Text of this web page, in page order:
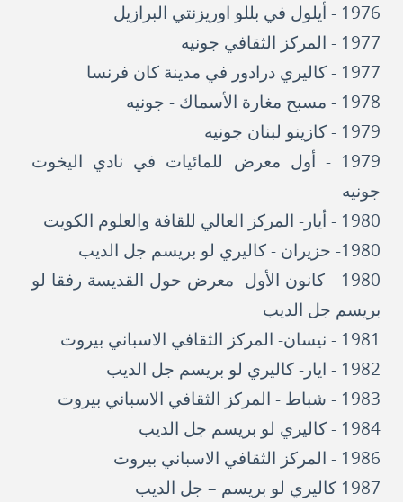
1976 - أيلول في بللو اوريزنتي البرازيل
1977 - المركز الثقافي جونيه
1977 - كاليري درادور في مدينة كان فرنسا
1978 - مسبح مغارة الأسماك - جونيه
1979 - كازينو لبنان جونيه
1979 - أول معرض للمائيات في نادي اليخوت
جونيه
1980 - أيار- المركز العالي للقافة والعلوم الكويت
1980- حزيران - كاليري لو بريسم جل الديب
1980 - كانون الأول -معرض حول القديسة رفقا لو
بريسم جل الديب
1981 - نيسان- المركز الثقافي الاسباني بيروت
1982 - ايار- كاليري لو بريسم جل الديب
1983 - شباط - المركز الثقافي الاسباني بيروت
1984 - كاليري لو بريسم جل الديب
1986 - المركز الثقافي الاسباني بيروت
1987 كاليري لو بريسم – جل الديب